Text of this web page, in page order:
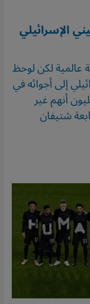
الإسرائيلي
عالمية لكن لوحظ
إلى أجوائه في
أنهم غير
شتيفان